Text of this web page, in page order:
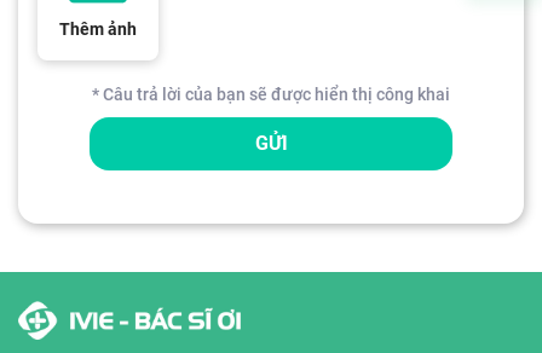
Thêm ảnh
* Câu trả lời của bạn sẽ được hiển thị công khai
GỬI